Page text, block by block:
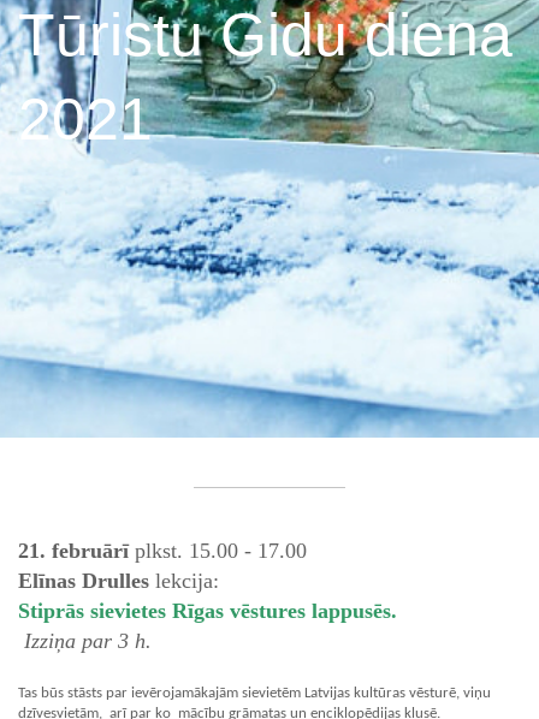
Tūristu Gidu diena
2021
21. februārī plkst. 15.00 - 17.00
Elīnas Drulles lekcija:
Stiprās sievietes Rīgas vēstures lappusēs.
Izziņa par 3 h.
Tas būs stāsts par ievērojamākajām sievietēm Latvijas kultūras vēsturē, viņu
dzīvesvietām, arī par ko mācību grāmatas un enciklopēdijas klusē.